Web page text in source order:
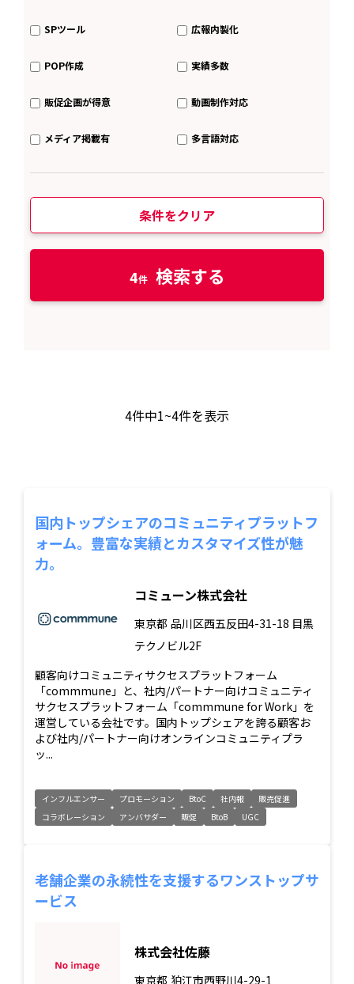
SPツール 広報内製化
POP作成 実績多数
販促企画が得意 動画制作対応
メディア掲載有 多言語対応
条件をクリア
4 検索する
4件中1~4件を表示
国内トップシェアのコミュニティプラットフ
ォーム。豊富な実績とカスタマイズ性が魅
力。
コミューン株式会社
東京都 品川区西五反田4-31-18 目黒
テクノビル2F
顧客向けコミュニティサクセスプラットフォーム
「commmune」と、社内/パートナー向けコミュニティ
サクセスプラットフォーム「commmune for Work」を
運営している会社です。国内トップシェアを誇る顧客お
よび社内/パートナー向けオンラインコミュニティプラ
ッ...
インフルエンサー プロモーション BtoC 社内報
販売促進
コラボレーション
アンバサダー 販促 BtoB UGC
老舗企業の永続性を支援するワンストップサ
ービス
株式会社佐藤
東京都 狛江市西野川4-29-1